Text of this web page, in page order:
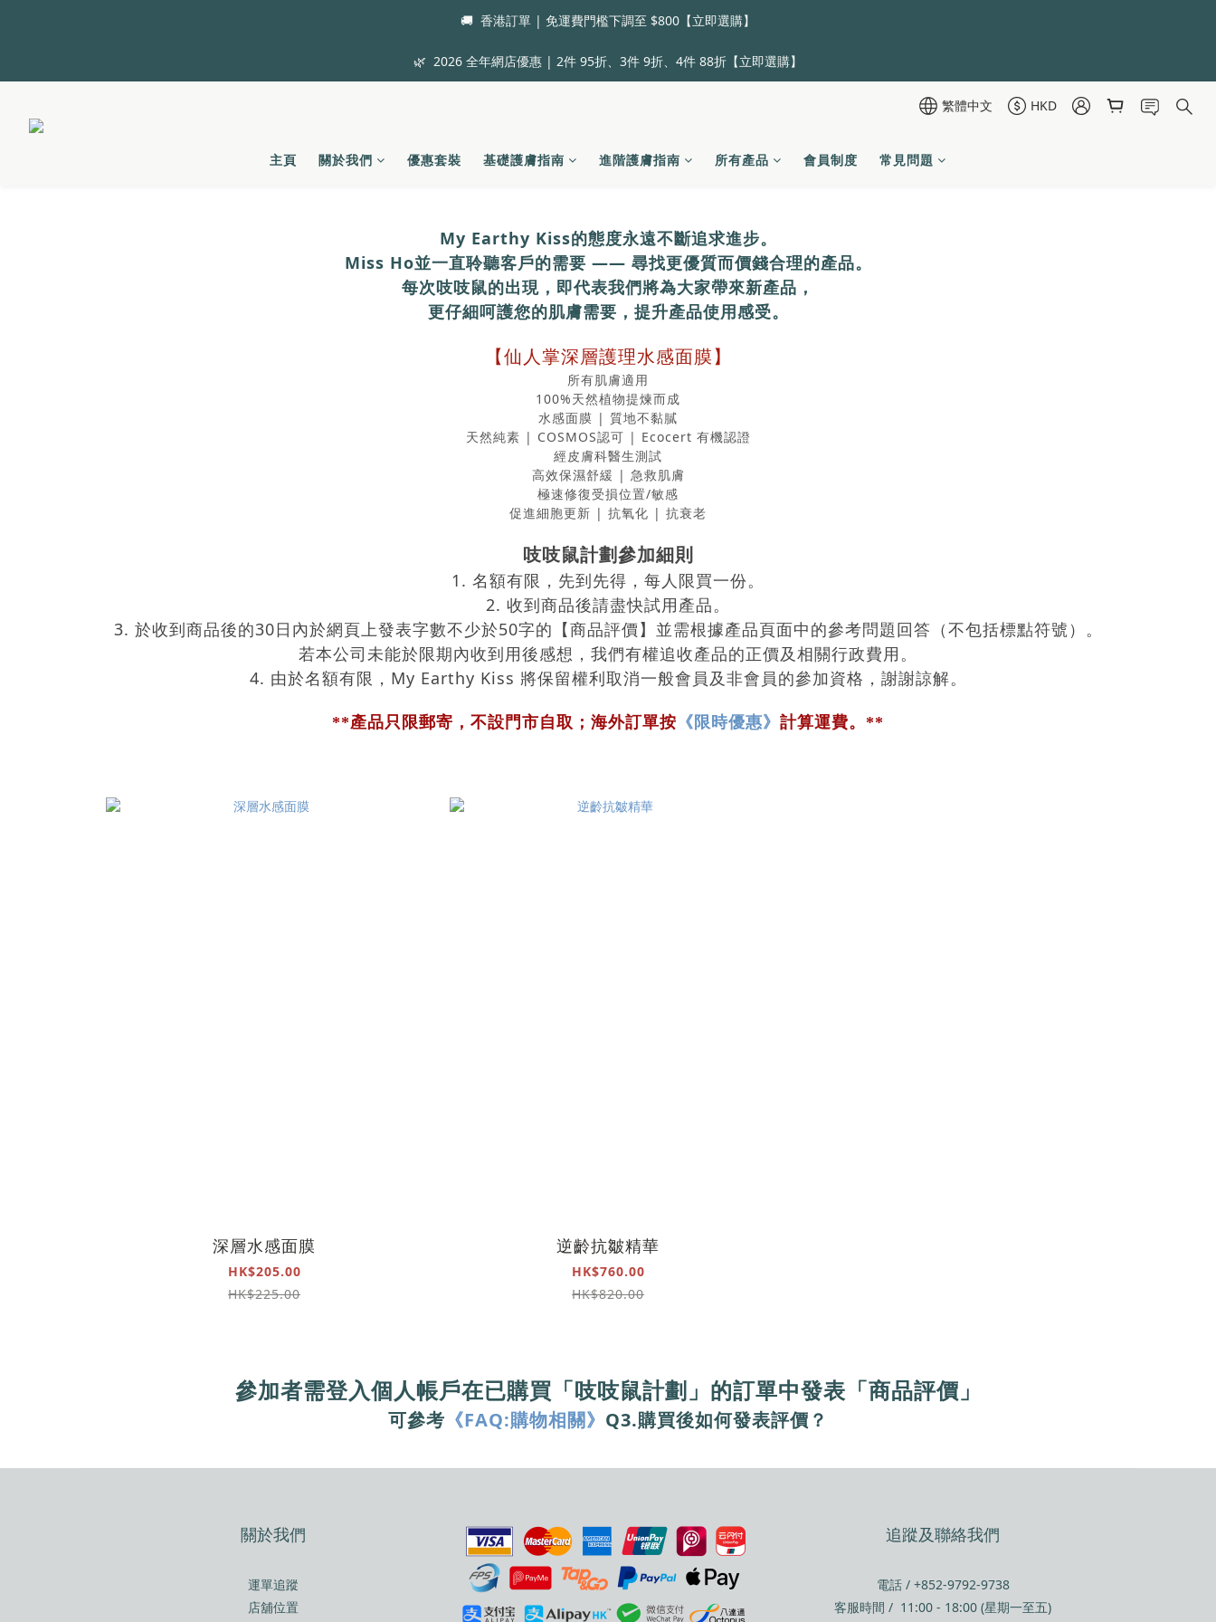
🚚  香港訂單 | 免運費門檻下調至 $800【立即選購】
🌿  2026 全年網店優惠 | 2件 95折、3件 9折、4件 88折【立即選購】
繁體中文 HKD
主頁 關於我們 優惠套裝 基礎護膚指南 進階護膚指南 所有產品 會員制度 常見問題
My Earthy Kiss的態度永遠不斷追求進步。
Miss Ho並一直聆聽客戶的需要 —— 尋找更優質而價錢合理的產品。
每次吱吱鼠的出現， 即代表我們將為大家帶來新產品，
更仔細呵護您的肌膚需要，提升產品使用感受。
【仙人掌深層護理水感面膜】
所有肌膚適用
100%天然植物提煉而成
水感面膜 | 質地不黏膩
天然純素 | COSMOS認可 | Ecocert 有機認證
經皮膚科醫生測試
高效保濕舒緩 | 急救肌膚
極速修復受損位置/敏感
促進細胞更新 | 抗氧化 | 抗衰老
吱吱鼠計劃參加細則
1. 名額有限，先到先得，每人限買一份。
2. 收到商品後請盡快試用產品。
3. 於收到商品後的30日內於網頁上發表字數不少於50字的【商品評價】並需根據產品頁面中的參考問題回答（不包括標點符號）。
若本公司未能於限期內收到用後感想，我們有權追收產品的正價及相關行政費用。
4. 由於名額有限，My Earthy Kiss 將保留權利取消一般會員及非會員的參加資格，謝謝諒解。
**產品只限郵寄，不設門市自取；海外訂單按 《限時優惠》 計算運費。**
深層水感面膜
HK$205.00
HK$225.00
逆齡抗皺精華
HK$760.00
HK$820.00
參加者需登入個人帳戶在已購買「吱吱鼠計劃」的訂單中發表「商品評價」
可參考 《FAQ:購物相關》 Q3.購買後如何發表評價？
關於我們
運單追蹤
店舖位置
追蹤及聯絡我們
電話 / +852-9792-9738
客服時間 / 11:00 - 18:00 (星期一至五)